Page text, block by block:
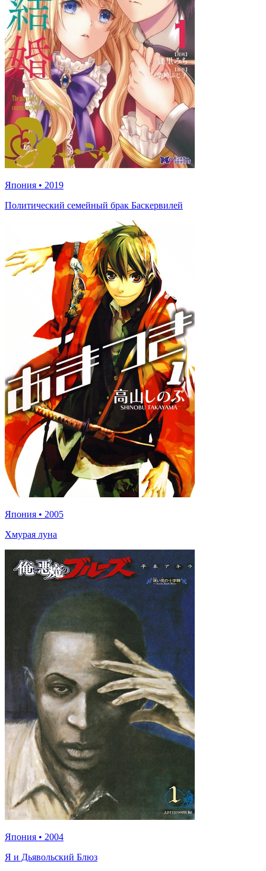
Япония • 2019
Политический семейный брак Баскервилей
Япония • 2005
Хмурая луна
Япония • 2004
Я и Дьявольский Блюз